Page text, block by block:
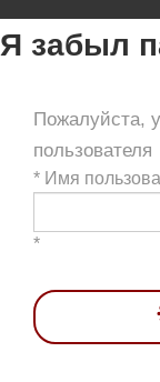
Я забыл
Пожалуйста,
пользователя
* Имя
*